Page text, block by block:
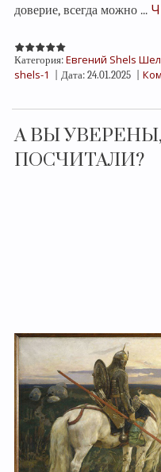
доверие, всегда можно ...
Категория: Евгений Shels
shels-1 Дата: 24.01.2025
А ВЫ
ПОСЧИТАЛИ?